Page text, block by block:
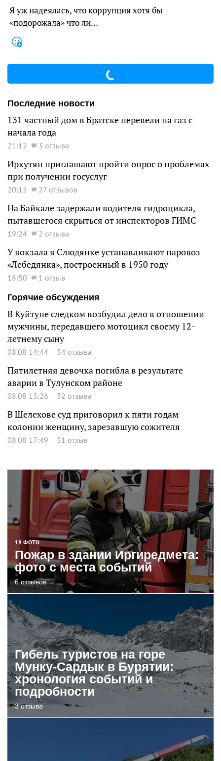
Я уж надеялась, что коррупция хотя бы
«подорожала» что ли…
Последние новости
131 частный дом в Братске перевели на газ с
начала года
21:12 3 отзыва
Иркутян приглашают пройти опрос о проблемах
при получении госуслуг
20:15 27 отзывов
На Байкале задержали водителя гидроцикла,
пытавшегося скрыться от инспекторов ГИМС
19:24 2 отзыва
У вокзала в Слюдянке устанавливают паровоз
«Лебедянка», построенный в 1950 году
18:50
1 отзыв
Горячие обсуждения
В Куйтуне следком возбудил дело в отношении
мужчины, передавшего мотоцикл своему 12-
летнему сыну
08.08 14:44 34 отзыва
Пятилетняя девочка погибла в результате
аварии в Тулунском районе
08.08 13:26 32 отзыва
В Шелехове суд приговорил к пяти годам
колонии женщину, зарезавшую сожителя
08.08 17:49 31 отзыв
18 ФОТО
Пожар в здании Иргиредмета:
фото с места событий
6 отзывов
Гибель туристов на горе
Мунку-Сардык в Бурятии:
хронология событий и
подробности
3 отзыва